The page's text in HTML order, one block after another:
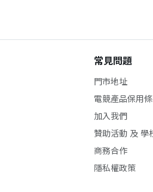
常見問題
門市地址
電競產品保用
加入我們
贊助活動 及 學
商務合作
隱私權政策